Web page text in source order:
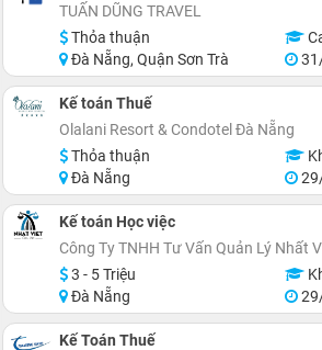
TUẤN DŨNG TRAVEL
Thỏa thuận
Đà Nẵng, Quận Sơn Trà
Kế toán Thuế
Olalani Resort & Condotel Đà Nẵng
Thỏa thuận
Đà Nẵng
Kế toán Học việc
Công Ty TNHH Tư Vấn Quản Lý Nhất
3 - 5 Triệu
Đà Nẵng
Kế Toán Thuế